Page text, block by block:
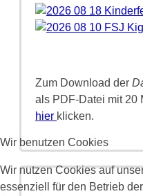
Zum Download der
als PDF-Datei mit 20
hier klicken.
Wir benutzen Cookies
Wir nutzen Cookies auf
essenziell für den Betrieb